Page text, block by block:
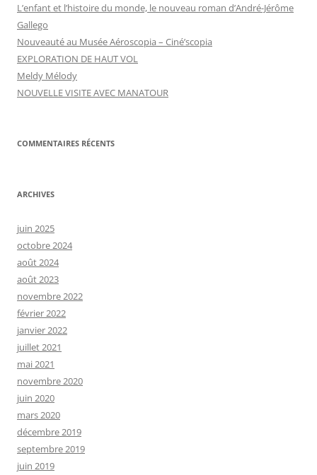
L’enfant et l’histoire du monde, le nouveau roman d’André-Jérôme
Gallego
Nouveauté au Musée Aéroscopia – Ciné’scopia
EXPLORATION DE HAUT VOL
Meldy Mélody
NOUVELLE VISITE AVEC MANATOUR
COMMENTAIRES RÉCENTS
ARCHIVES
juin 2025
octobre 2024
août 2024
août 2023
novembre 2022
février 2022
janvier 2022
juillet 2021
mai 2021
novembre 2020
juin 2020
mars 2020
décembre 2019
septembre 2019
juin 2019